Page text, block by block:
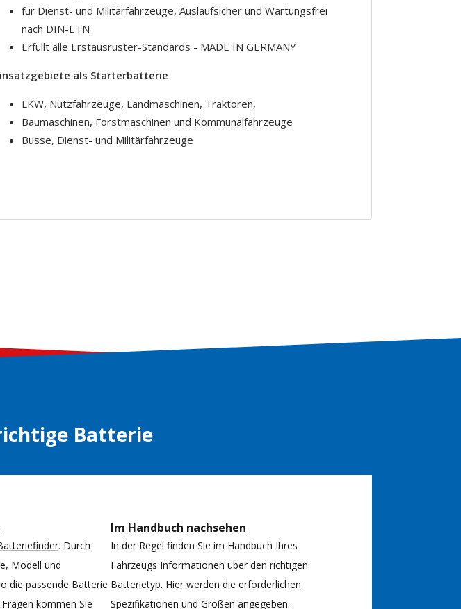
für Dienst- und Militärfahrzeuge, Auslaufsicher und Wartungsfrei
nach DIN-ETN
Erfüllt alle Erstausrüster-Standards - MADE IN GERMANY
als Starterbatterie
LKW, Nutzfahrzeuge, Landmaschinen, Traktoren,
Baumaschinen, Forstmaschinen und Kommunalfahrzeuge
Busse, Dienst- und Militärfahrzeuge
Batterie
. Durch
Modell und
die passende Batterie
kommen Sie
Im Handbuch nachsehen
In der Regel finden Sie im Handbuch Ihres
Fahrzeugs Informationen über den richtigen
Batterietyp. Hier werden die erforderlichen
Spezifikationen und Größen angegeben.